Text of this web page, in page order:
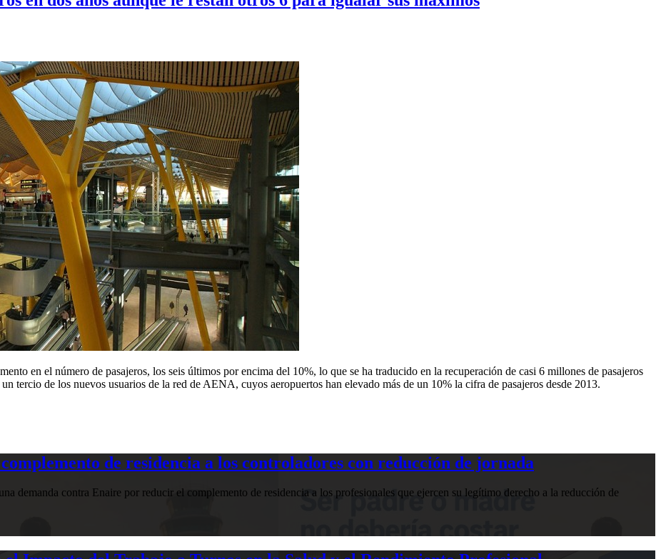
en el número de pasajeros, los seis últimos por encima del 10%, lo que se ha traducido en la recuperación de casi 6 millones de pasajeros
tercio de los nuevos usuarios de la red de AENA, cuyos aeropuertos han elevado más de un 10% la cifra de pasajeros desde 2013.
de residencia a los controladores con reducción de jornada
demanda contra Enaire por reducir el complemento de residencia a los profesionales que ejercen su legítimo derecho a la reducción de